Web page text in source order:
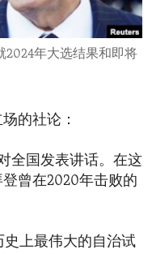
2024年大选结果和即将
的社论：
全国发表讲话。在这
曾在2020年击败的
史上最伟大的自治试